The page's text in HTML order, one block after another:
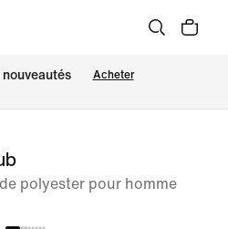
Acheter
polyester pour homme